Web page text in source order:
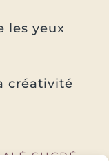
les yeux
créativité
SUCRÉ